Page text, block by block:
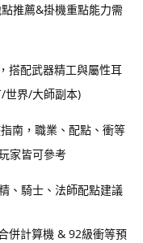
推薦&掛機重點能力需
搭配武器精工與屬性耳
世界/大師副本)
南，職業、配點、衝等
家皆可參考
、騎士、法師配點建議
併計算機 & 92級衝等預